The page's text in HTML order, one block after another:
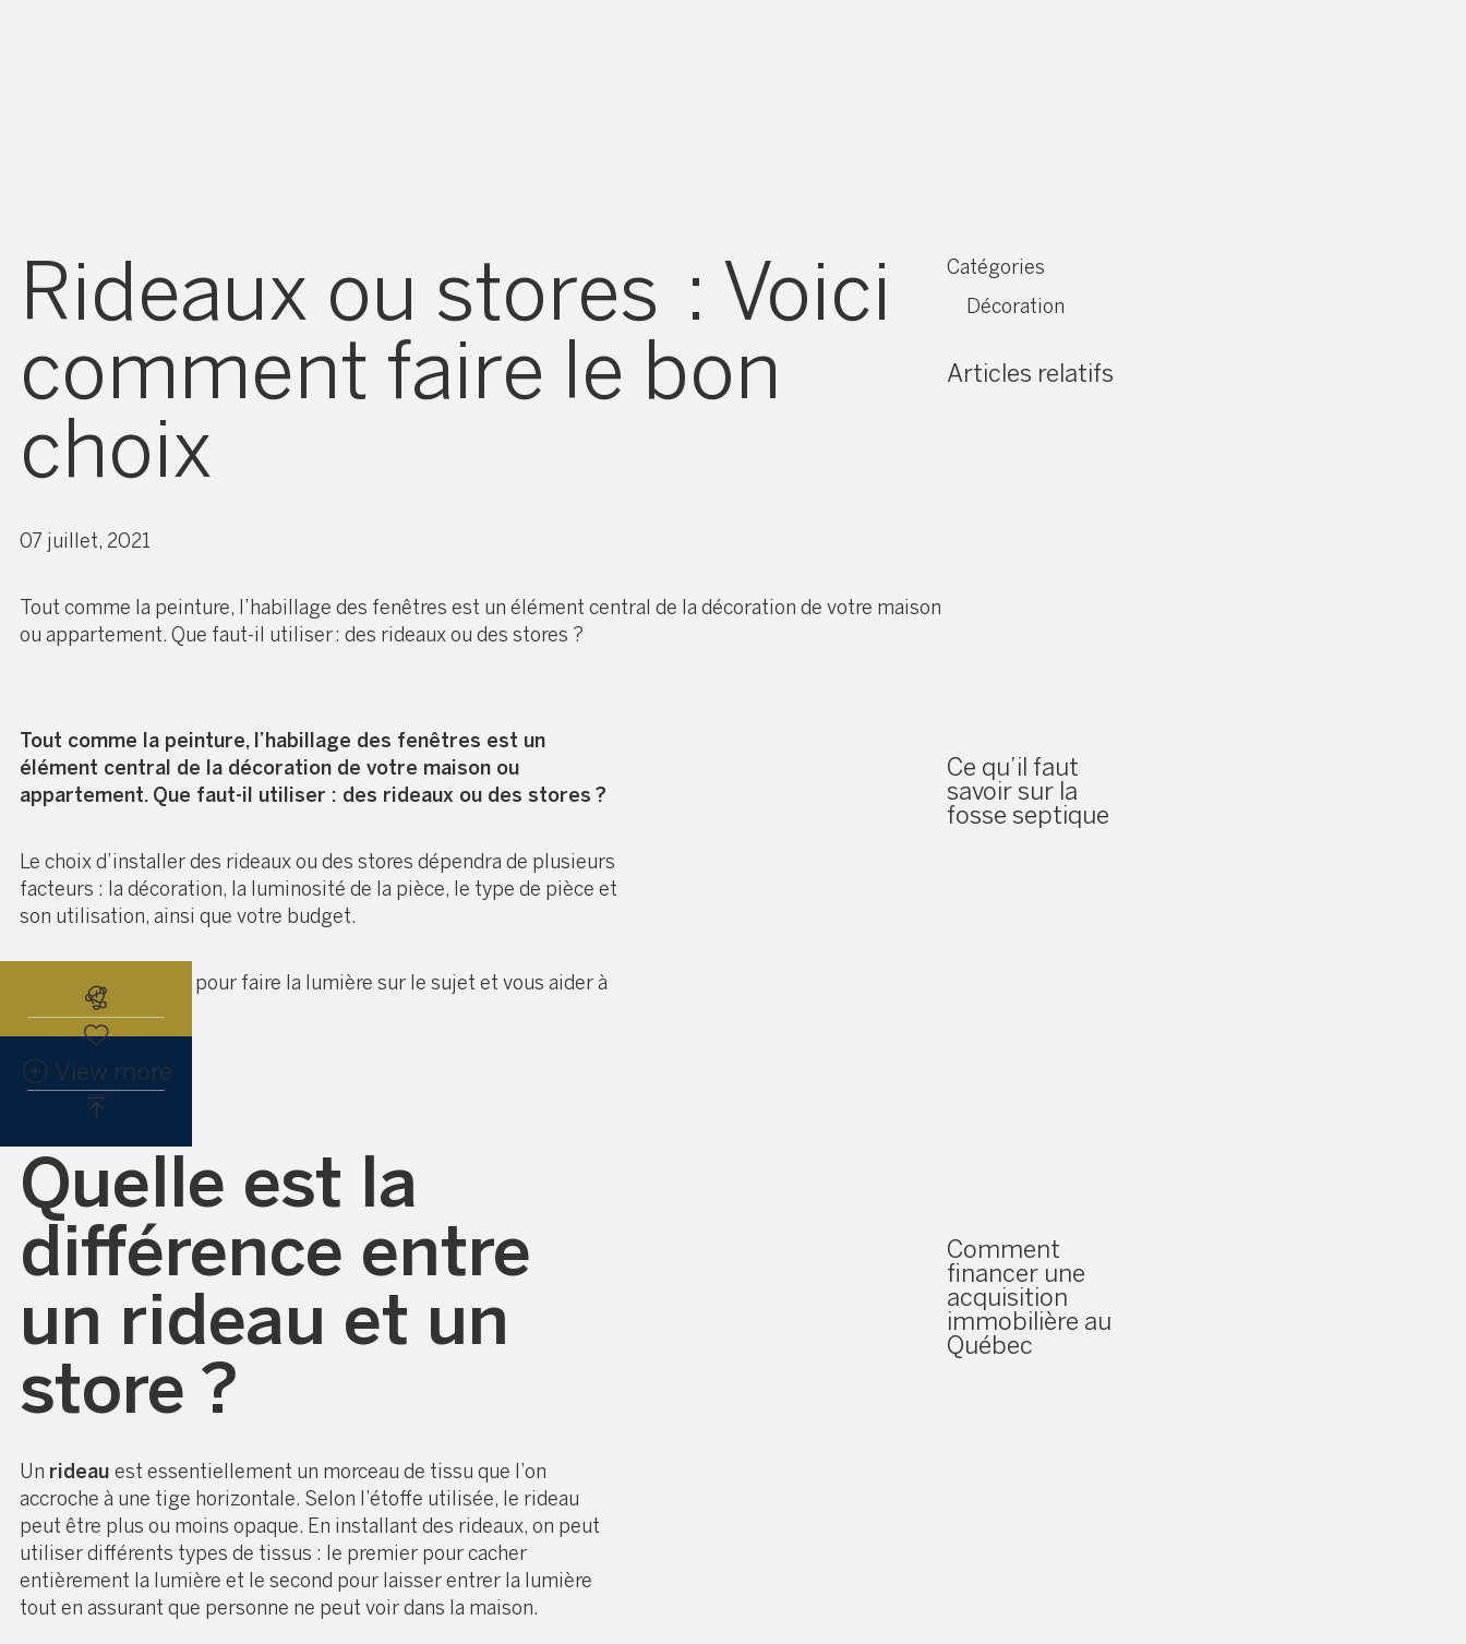
Rideaux ou stores : Voici
comment faire le bon
choix
07 juillet, 2021
Tout comme la peinture, l’habillage des fenêtres est un élément central de la décoration de votre maison
ou appartement. Que faut-il utiliser : des rideaux ou des stores ?
Tout comme la peinture, l’habillage des fenêtres est un
élément central de la décoration de votre maison ou
appartement. Que faut-il utiliser : des rideaux ou des stores ?
Le choix d’installer des rideaux ou des stores dépendra de plusieurs
facteurs : la décoration, la luminosité de la pièce, le type de pièce et
son utilisation, ainsi que votre budget.
Voici un petit guide pour faire la lumière sur le sujet et vous aider à
faire bon choix.
Quelle est la
différence entre
un rideau et un
store ?
Un rideau est essentiellement un morceau de tissu que l’on
accroche à une tige horizontale. Selon l’étoffe utilisée, le rideau
peut être plus ou moins opaque. En installant des rideaux, on peut
utiliser différents types de tissus : le premier pour cacher
entièrement la lumière et le second pour laisser entrer la lumière
tout en assurant que personne ne peut voir dans la maison.
Catégories
Décoration
Articles relatifs
Ce qu’il faut
savoir sur la
fosse septique
Comment
financer une
acquisition
immobilière au
Québec
Abonnez-vous à l'alerte immobilière
View more